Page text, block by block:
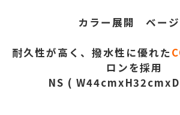
カラー展開 ベージ
耐久性が高く、撥水性に優れた
ロンを採用
NS (